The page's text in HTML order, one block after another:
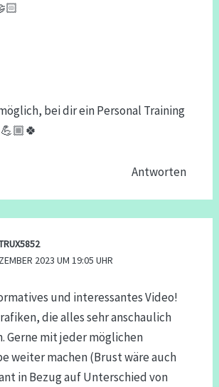
bei dir ein Personal Training
Antworten
2023 UM 19:05 UHR
und interessantes Video!
die alles sehr anschaulich
Gerne mit jeder möglichen
weiter machen (Brust wäre auch
in Bezug auf Unterschied von